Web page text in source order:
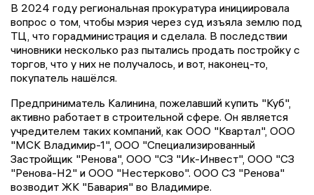
В 2024 году региональная прокуратура инициировала
вопрос о том, чтобы мэрия через суд изъяла землю под
ТЦ, что горадминистрация и сделала. В последствии
чиновники несколько раз пытались продать постройку с
торгов, что у них не получалось, и вот, наконец-то,
покупатель нашёлся.
Предприниматель Калинина, пожелавший купить "Куб",
активно работает в строительной сфере. Он является
учредителем таких компаний, как ООО "Квартал", ООО
"МСК Владимир-1", ООО "Специализированный
Застройщик "Ренова", ООО "СЗ "Ик-Инвест", ООО "СЗ
"Ренова-Н2" и ООО "Нестерково". ООО СЗ "Ренова"
возводит ЖК "Бавария" во Владимире.